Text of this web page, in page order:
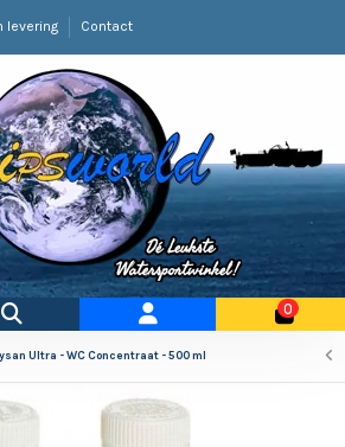
levering Contact
0
Ultra - WC Concentraat - 500 ml